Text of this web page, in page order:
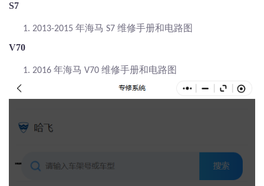
S7
1. 2013-2015 年海马 S7 维修手册和电路图
V70
1. 2016 年海马 V70 维修手册和电路图